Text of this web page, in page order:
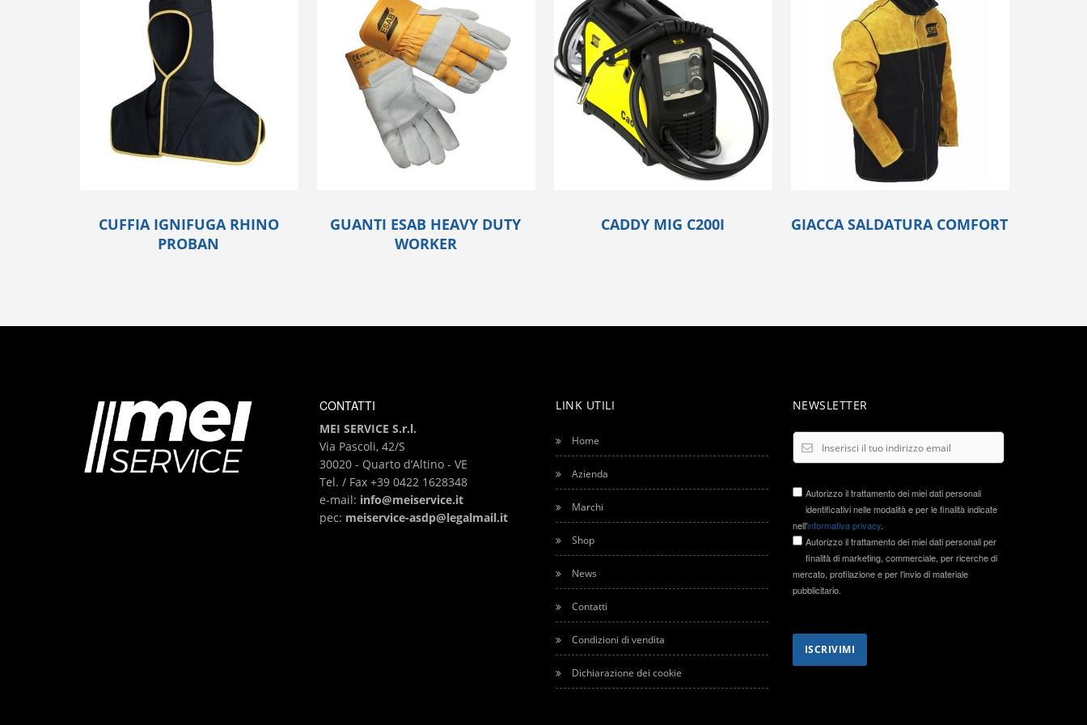
CUFFIA IGNIFUGA RHINO
PROBAN
GUANTI ESAB HEAVY DUTY
WORKER
CADDY MIG C200I GIACCA SALDATURA COMFORT
CONTATTI
MEI SERVICE S.r.l.
Via Pascoli, 42/S
30020 - Quarto d’Altino - VE
Tel. / Fax +39 0422 1628348
e-mail: info@meiservice.it
pec: meiservice-asdp@legalmail.it
LINK UTILI
Home
Azienda
Marchi
Shop
News
Contatti
Condizioni di vendita
Dichiarazione dei cookie
NEWSLETTER
Autorizzo il trattamento dei miei dati personali
identificativi nelle modalità e per le finalità indicate
nell'informativa privacy.
Autorizzo il trattamento dei miei dati personali per
finalità di marketing, commerciale, per ricerche di
mercato, profilazione e per l'invio di materiale
pubblicitario.